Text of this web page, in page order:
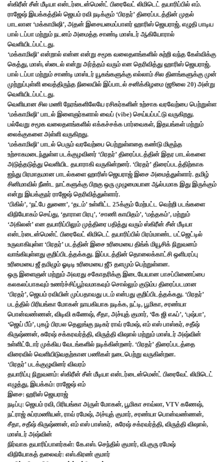
ஸ்கிரீன் சீன் மீடியா என்டர்டைன்மென்ட் பிரைவேட் லிமிடெட் தயாரிப்பில் எம்.
ராஜேஷ் இயக்கத்தில் ஜெயம் ரவி நடிக்கும் ‘பிரதர்’ திரைப்படத்தின் முதல்
பாடலான ‘மக்காமிஷி’, அதன் இசையமைப்பாளர் ஹாரிஸ் ஜெயராஜ், எழுதி பாடிய
பால் டப்பா மற்றும் நடனம் அமைத்த சாண்டி மாஸ்டர் ஆகியோரால்
வெளியிடப்பட்டது.
‘மக்காமிஷி’ என்றால் என்ன என்று சமூக வலைதளங்களில் சுற்றி வந்த கேள்விக்கு
கெத்து, மாஸ், ஸ்டைல் என்று அர்த்தம் வரும் என தெரிவித்து ஹாரிஸ் ஜெயராஜ்,
பால் டப்பா மற்றும் சாண்டி மாஸ்டர் யூகங்களுக்கு எல்லாம் சில தினங்களுக்கு முன்
முற்றுப்புள்ளி வைத்திருந்த நிலையில் இப்பாடல் சனிக்கிழமை (ஜூலை 20) அன்று
வெளியிடப்பட்டது.
வெளியான சில மணி நேரங்களிலேயே ரசிகர்களின் உற்சாக வரவேற்பை பெற்றுள்ள
‘மக்காமிஷி’ பாடல் இளைஞர்களால் வைப் (vibe) செய்யப்பட்டு வருகிறது.
பல்வேறு சமூக வலைதளங்களில் எக்கச்சக்க பார்வைகள், இதயங்கள் மற்றும்
லைக்குகளை அள்ளி வருகிறது.
‘மக்காமிஷி’ பாடல் பெரும் வரவேற்பை பெற்றுள்ளதை கண்டு மிகுந்த
உற்சாகமடைந்துள்ள படக்குழவினர் ‘பிரதர்’ திரைப்படத்தின் இதர பாடல்களை
அடுத்தடுத்து வெளியிட தயாராகி வருகின்றனர். ‘பிரதர்’ திரைப்படத்திற்காக
ஐந்து பிரமாதமான பாடல்களை ஹாரிஸ் ஜெயராஜ் இசை அமைத்துள்ளார். தமிழ்
சினிமாவில் நீண்ட நாட்களுக்கு பிறகு ஒரு முழுமையான ஆல்பமாக இது இருக்கும்
என்று இயக்குநர் ராஜேஷ் தெரிவித்துள்ளார்.
‘பிகில்’, ‘நட்பே துணை’, ‘தடம்’ உள்ளிட்ட 25க்கும் மேற்பட்ட வெற்றி படங்களை
விநியோகம் செய்து, ‘தாராள பிரபு’, ‘சாணி காயிதம்’, ‘மத்தகம்’, மற்றும்
‘அகிலன்’ என தயாரிப்பிலும் முத்திரை பதித்து வரும் ஸ்கிரீன் சீன் மீடியா
என்டர்டைன்மென்ட் பிரைவேட் லிமிடெட் தயாரிப்பில் பிரம்மாண்ட பட்ஜெட்டில்
உருவாகியுள்ள ‘பிரதர்’ படத்தின் இசை உரிமையை திங்க் மியூசிக் நிறுவனம்
வாங்கியுள்ளது குறிப்பிடத்தக்கது. இப்படத்தின் தொலைக்காட்சி ஒளிபரப்பு
உரிமையை ஜீ தமிழும் ஓடிடி உரிமையை ஜீ5 தளமும் பெற்றுள்ளன.
ஒரு இளைஞன் மற்றும் அவரது சகோதரிக்கு இடையேயான பாசப்பிணைப்பை
கலகலப்பாகவும் உணர்ச்சிப்பூர்வமாகவும் சொல்லும் குடும்ப திரைப்படமான
‘பிரதர்’, ஜெயம் ரவியின் முப்பதாவது படம் என்பது குறிப்பிடத்தக்கது. ‘பிரதர்’
படத்தில் பிரியங்கா மோகன் நாயகியாக நடிக்க, நட்டி, பூமிகா, சரண்யா
பொன்வண்ணன், விடிவி கணேஷ், சீதா, அச்யுத் குமார், ‘கே ஜி எஃப்’, ‘புஷ்பா’,
‘ஜெய் பீம்’, புகழ் பிரபல தெலுங்கு நடிகர் ராவ் ரமேஷ், எம் எஸ் பாஸ்கர், சதீஷ்
கிருஷ்ணன், சுரேஷ் சக்கரவர்த்தி, விருத்தி விஷால் மற்றும் மாஸ்டர் அஷ்வின்
உள்ளிட்டோர் முக்கிய வேடங்களில் நடிக்கின்றனர். ‘பிரதர்’ திரைப்படத்தை
விரைவில் வெளியிடுவதற்கான பணிகள் நடைபெற்று வருகின்றன.
‘பிரதர்’ படக்குழுவினர் விவரம்
தயாரிப்பு நிறுவனம்: ஸ்கிரீன் சீன் மீடியா என்டர்டைன்மென்ட் பிரைவேட் லிமிடெட்
எழுத்து, இயக்கம்: ராஜேஷ் எம்
இசை: ஹரிஸ் ஜெயராஜ்
நடிப்பு: ஜெயம் ரவி, பிரியங்கா அருள் மோகன், பூமிகா சாவ்லா, VTV கணேஷ்,
நட்ராஜ் சுப்ரமணியன், ராவ் ரமேஷ், அச்யுத் குமார், சரண்யா பொன்வண்ணன்,
சீதா, சதீஷ் கிருஷ்ணன், எம் எஸ் பாஸ்கர், சுரேஷ் சக்ரவர்த்தி, விருத்தி விஷால்,
மாஸ்டர் அஷ்வின்
நிர்வாக தயாரிப்பாளர்கள்: கே.எஸ். செந்தில் குமார், வி.குரு ரமேஷ்
விநியோகத் தலைவர்: எஸ்.கிரண் குமார்